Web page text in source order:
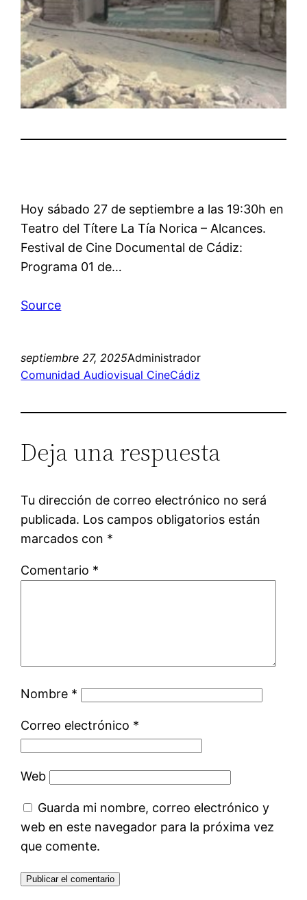
Hoy sábado 27 de septiembre a las 19:30h en
Teatro del Títere La Tía Norica – Alcances.
Festival de Cine Documental de Cádiz:
Programa 01 de…
Source
septiembre 27, 2025Administrador
Comunidad Audiovisual CineCádiz
Deja una respuesta
Tu dirección de correo electrónico no será
publicada. Los campos obligatorios están
marcados con *
Comentario *
Nombre *
Correo electrónico *
Web
Guarda mi nombre, correo electrónico y
web en este navegador para la próxima vez
que comente.